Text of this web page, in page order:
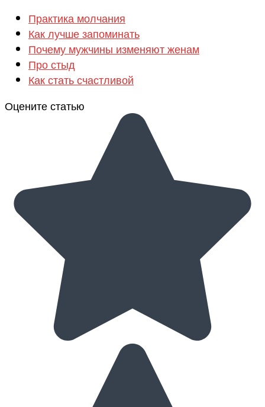
Практика молчания
Как лучше запоминать
Почему мужчины изменяют женам
Про стыд
Как стать счастливой
Оцените статью